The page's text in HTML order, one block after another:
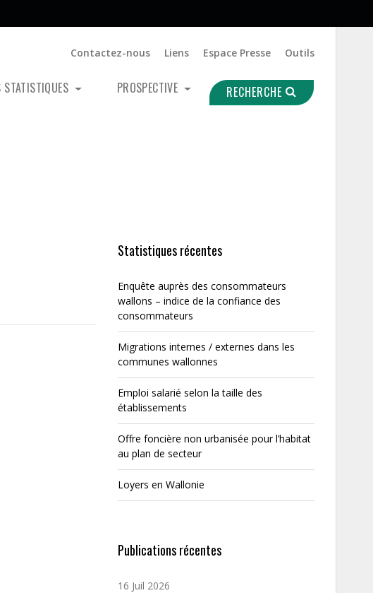
Contactez-nous Liens Espace Presse Outils
PROSPECTIVE RECHERCHE
Statistiques récentes
Enquête auprès des consommateurs
wallons – indice de la confiance des
consommateurs
Migrations internes / externes dans les
communes wallonnes
Emploi salarié selon la taille des
établissements
Offre foncière non urbanisée pour l’habitat
au plan de secteur
Loyers en Wallonie
Publications récentes
16 Juil 2026